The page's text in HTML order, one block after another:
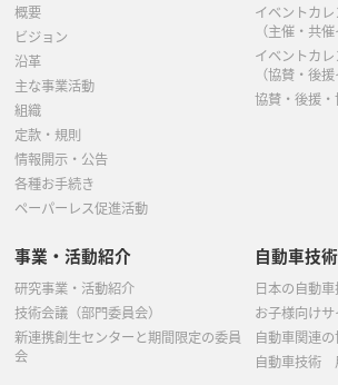
概要
ビジョン
沿革
主な事業活動
組織
定款・規則
情報開示・公告
各種お手続き
ペーパーレス促進活動
イベントカ
（主催・共
イベントカ
（協賛・後
協賛・後援
事業・活動紹介
研究事業・活動紹介
技術会議（部門委員会）
新連携創生センターと期間限定の委員
会
自動車技
日本の自動
お子様向け
自動車関連
自動車技術